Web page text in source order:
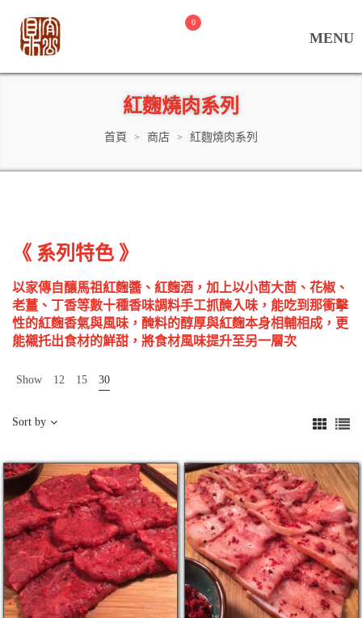
0
紅麴燒肉系列
首頁 > 商店 > 紅麴燒肉系列
《 系列特色 》
以家傳自釀馬祖紅麴醬、紅麴酒，加上以小茴大茴、花椒、
老薑、丁香等數十種香味調料手工抓醃入味，能吃到那衝擊
性的紅麴香氣與風味，醃料的醇厚與紅麴本身相輔相成，更
能襯托出食材的鮮甜，將食材風味提升至另一層次
Show 12 15 30
Sort by